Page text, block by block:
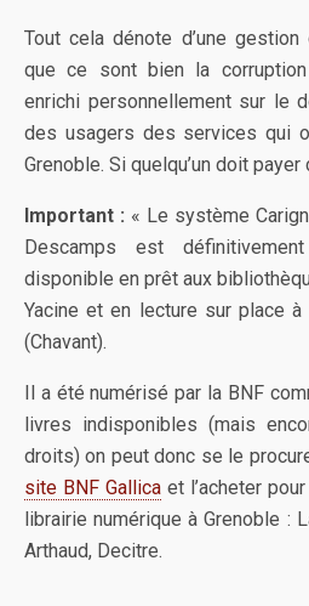
Tout cela dénote d’une gestion
que ce sont bien la
enrichi personnellement sur le
des usagers des services qui
Grenoble. Si quelqu’un doit
Important : « Le système
Descamps est
disponible en prêt aux
Yacine et en lecture sur place à
(Chavant).
Il a été numérisé par la BNF
livres indisponibles (mais
droits) on peut donc se le
site BNF Gallicaet l’acheter
librairie numérique à Grenoble :
Arthaud, Decitre.